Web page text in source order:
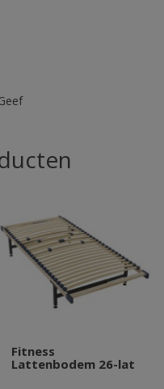
Fitness
Lattenbodem 26-lat